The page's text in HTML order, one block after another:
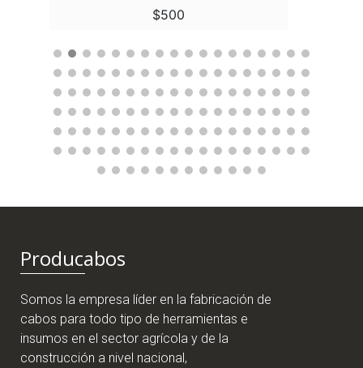
$500
Producabos
Somos la empresa líder en la fabricación de
cabos para todo tipo de herramientas e
insumos en el sector agrícola y de la
construcción a nivel nacional,